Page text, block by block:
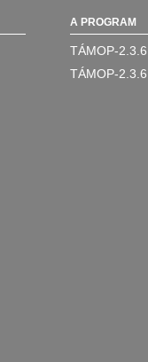
A PROGRAM
TÁMOP-
TÁMOP-